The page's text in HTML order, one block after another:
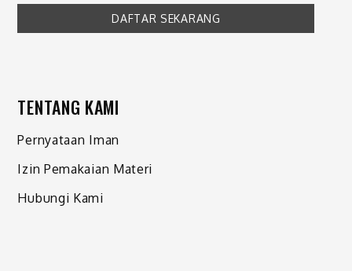
TENTANG KAMI
Pernyataan Iman
Izin Pemakaian Materi
Hubungi Kami